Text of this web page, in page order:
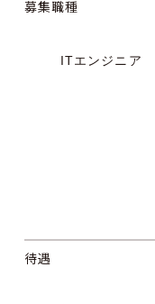
募集職種
ITエンジニア
待遇